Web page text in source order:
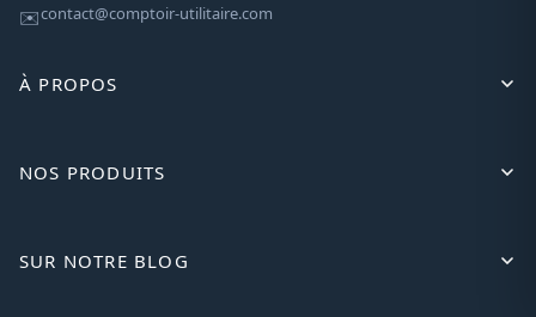
✉️contact@comptoir-utilitaire.com
À PROPOS
NOS PRODUITS
SUR NOTRE BLOG